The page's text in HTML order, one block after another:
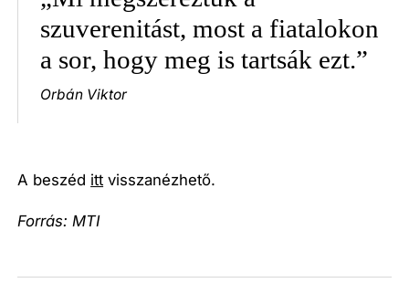
szuverenitást, most a fiatalokon
a sor, hogy meg is tartsák ezt.”
Orbán Viktor
A beszéd itt visszanézhető.
Forrás: MTI